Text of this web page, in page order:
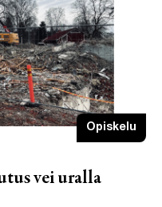
Opiskelu
vei uralla